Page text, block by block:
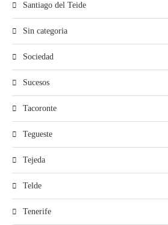
Santiago del Teide
Sin categoria
Sociedad
Sucesos
Tacoronte
Tegueste
Tejeda
Telde
Tenerife